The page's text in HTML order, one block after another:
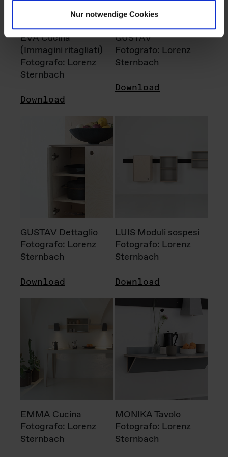
Nur notwendige Cookies
EVA Cucina
(Immagini ritagliati)
Fotografo: Lorenz
Sternbach
Download
GUSTAV
Fotografo: Lorenz
Sternbach
Download
GUSTAV Dettaglio
Fotografo: Lorenz
Sternbach
Download
LUIS Moduli sospesi
Fotografo: Lorenz
Sternbach
Download
EMMA Cucina
Fotografo: Lorenz
Sternbach
MONIKA Tavolo
Fotografo: Lorenz
Sternbach